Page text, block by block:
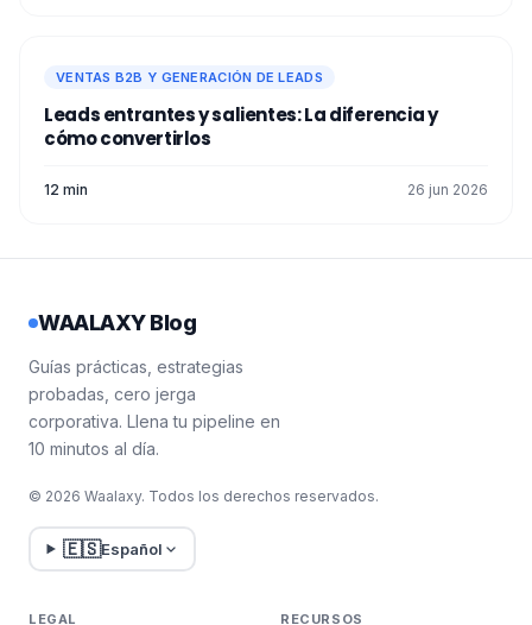
VENTAS B2B Y GENERACIÓN DE LEADS
Leads entrantes y salientes: La diferencia y
cómo convertirlos
12 min 26 jun 2026
WAALAXY Blog
Guías prácticas, estrategias
probadas, cero jerga
corporativa. Llena tu pipeline en
10 minutos al día.
© 2026 Waalaxy. Todos los derechos reservados.
🇪🇸Español
LEGAL RECURSOS